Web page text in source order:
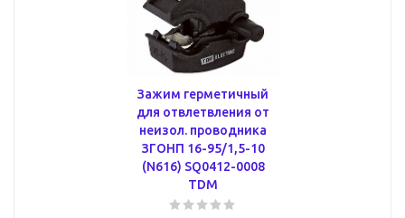
Зажим герметичный
для отвлетвления от
неизол. проводника
ЗГОНП 16-95/1,5-10
(N616) SQ0412-0008
TDM